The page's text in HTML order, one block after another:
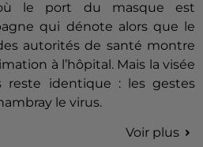
le port du masque est
qui dénote alors que le
autorités de santé montre
à l’hôpital.Mais la visée
reste identique :les gestes
le virus.
Voir plus